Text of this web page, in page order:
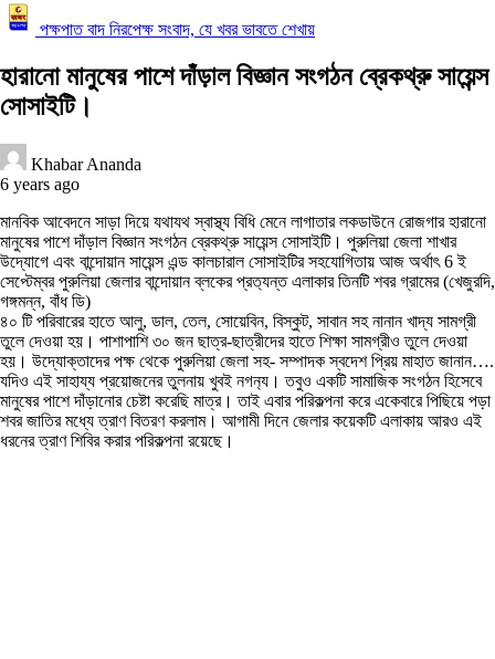
পক্ষপাত বাদ নিরপেক্ষ সংবাদ, যে খবর ভাবতে শেখায়
হারানো মানুষের পাশে দাঁড়াল বিজ্ঞান সংগঠন ব্রেকথ্রু সায়েন্স
সোসাইটি।
Khabar Ananda
6 years ago
মানবিক আবেদনে সাড়া দিয়ে যথাযথ স্বাস্থ্য বিধি মেনে লাগাতার লকডাউনে রোজগার হারানো
মানুষের পাশে দাঁড়াল বিজ্ঞান সংগঠন ব্রেকথ্রু সায়েন্স সোসাইটি। পুরুলিয়া জেলা শাখার
উদ্যোগে এবং বান্দোয়ান সায়েন্স এন্ড কালচারাল সোসাইটির সহযোগিতায় আজ অর্থাৎ 6 ই
সেপ্টেম্বর পুরুলিয়া জেলার বান্দোয়ান ব্লকের প্রত‍্যন্ত এলাকার তিনটি শবর গ্রামের (খেজুরদি,
গঙ্গমন্ন, বাঁধ ডি)
৪০ টি পরিবারের হাতে আলু, ডাল, তেল, সোয়েবিন, বিস্কুট, সাবান সহ নানান খাদ্য সামগ্রী
তুলে দেওয়া হয়। পাশাপাশি ৩০ জন ছাত্র-ছাত্রীদের হাতে শিক্ষা সামগ্রীও তুলে দেওয়া
হয়। উদ্যোক্তাদের পক্ষ থেকে পুরুলিয়া জেলা সহ- সম্পাদক স্বদেশ প্রিয় মাহাত জানান….
যদিও এই সাহায্য প্রয়োজনের তুলনায় খুবই নগ‍ন‍্য। তবুও একটি সামাজিক সংগঠন হিসেবে
মানুষের পাশে দাঁড়ানোর চেষ্টা করেছি মাত্র। তাই এবার পরিকল্পনা করে একেবারে পিছিয়ে পড়া
শবর জাতির মধ্যে ত্রাণ বিতরণ করলাম। আগামী দিনে জেলার কয়েকটি এলাকায় আরও এই
ধরনের ত্রাণ শিবির করার পরিকল্পনা রয়েছে।